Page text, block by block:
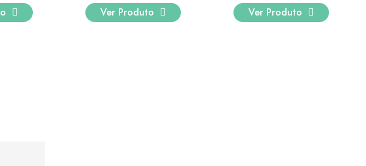
€
through
204,00 €
Ver Produto Ver Produto